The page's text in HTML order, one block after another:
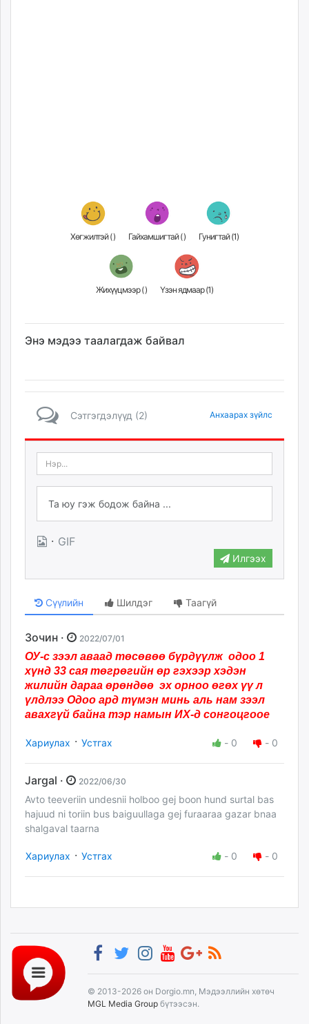
Хөгжилтэй () Гайхамшигтай () Гунигтай (1)
Жихүүцмээр () Үзэн ядмаар (1)
Энэ мэдээ таалагдаж байвал
Сэтгэгдэлүүд (2) Анхаарах зүйлс
· GIF
Илгээх
Сүүлийн Шилдэг Таагүй
Зочин · 2022/07/01
ОУ-с зээл аваад төсөвөө бүрдүүлж одоо 1
хүнд 33 сая төгрөгийн өр гэхээр хэдэн
жилийн дараа өрөндөө эх орноо өгөх үү л
үлдлээ Одоо ард түмэн минь аль нам зээл
авахгүй байна тэр намын ИХ-д сонгоцгоое
Хариулах · Устгах - 0 - 0
Jargal · 2022/06/30
Avto teeveriin undesnii holboo gej boon hund surtal bas
hajuud ni toriin bus baiguullaga gej furaaraa gazar bnaa
shalgaval taarna
Хариулах · Устгах - 0 - 0
© 2013-2026 он Dorgio.mn, Мэдээллийн хөтөч
MGL Media Group бүтээсэн.